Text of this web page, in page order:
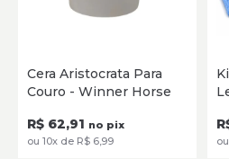
ADICIONAR
Cera Aristocrata Para
Couro - Winner Horse
R$ 62,91 no pix
ou 10x de R$ 6,99